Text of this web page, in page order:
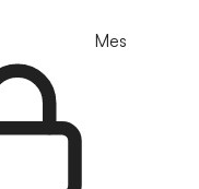
Mes